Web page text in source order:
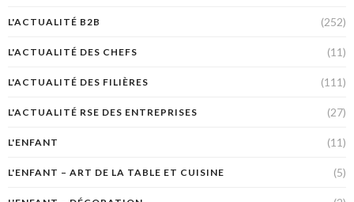
L'ACTUALITÉ B2B (252)
L'ACTUALITÉ DES CHEFS (11)
L'ACTUALITÉ DES FILIÈRES (111)
L'ACTUALITÉ RSE DES ENTREPRISES (27)
L'ENFANT (11)
L'ENFANT – ART DE LA TABLE ET CUISINE (5)